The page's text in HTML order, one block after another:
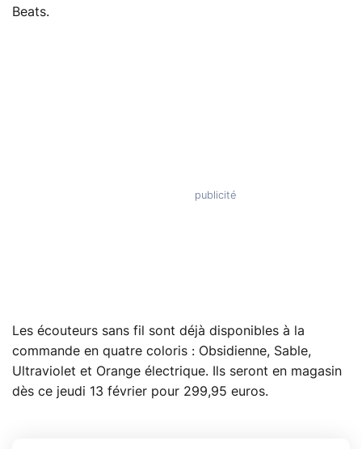
Beats.
Les écouteurs sans fil sont déjà disponibles à la
commande en quatre coloris : Obsidienne, Sable,
Ultraviolet et Orange électrique. Ils seront en magasin
dès ce jeudi 13 février pour 299,95 euros.